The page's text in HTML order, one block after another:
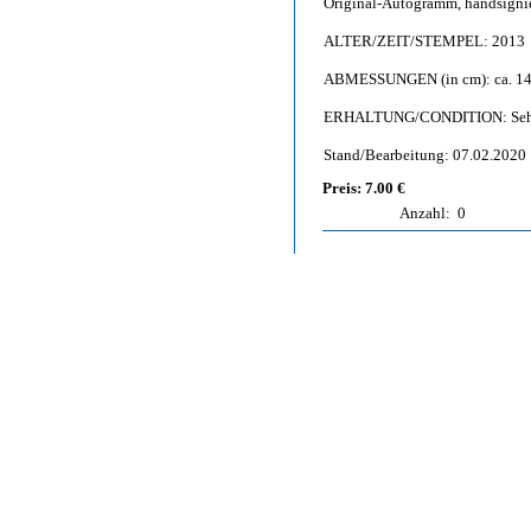
ALTER/ZEIT/STEMPEL: 2013
ABMESSUNGEN (in cm): ca.
ERHALTUNG/CONDITION:
Stand/Bearbeitung: 07.02.2020
Preis: 7.00 €
Anzahl: 0